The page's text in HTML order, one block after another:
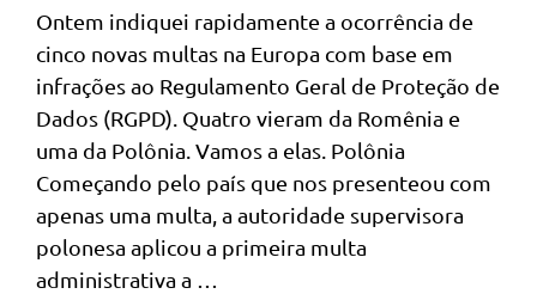
Ontem indiquei rapidamente a ocorrência de
cinco novas multas na Europa com base em
infrações ao Regulamento Geral de Proteção de
Dados (RGPD). Quatro vieram da Romênia e
uma da Polônia. Vamos a elas. Polônia
Começando pelo país que nos presenteou com
apenas uma multa, a autoridade supervisora
polonesa aplicou a primeira multa
administrativa a …